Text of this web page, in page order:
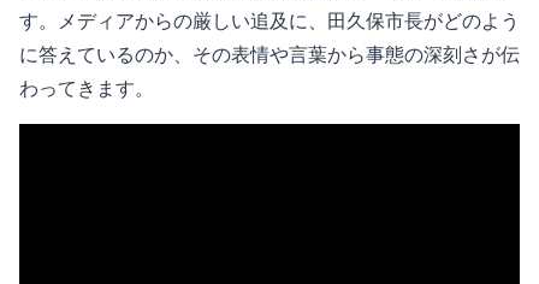
す。メディアからの厳しい追及に、田久保市長がどのよう
に答えているのか、その表情や言葉から事態の深刻さが伝
わってきます。